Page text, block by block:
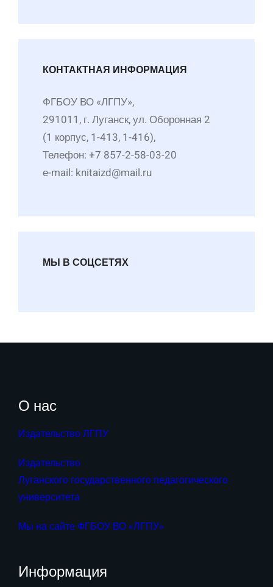
КОНТАКТНАЯ ИНФОРМАЦИЯ
ФГБОУ ВО «ЛГПУ»,
291011, г. Луганск, ул. Оборонная 2
(1 корпус, 1-413, 1-416),
Телефон: +7 857-2-58-03-20
е-mail: knitaizd@mail.ru
МЫ В СОЦСЕТЯХ
О нас
Издательство ЛГПУ
Издательство
Луганского государственного педагогического
университета
Мы на сайте ФГБОУ ВО «ЛГПУ»
Информация